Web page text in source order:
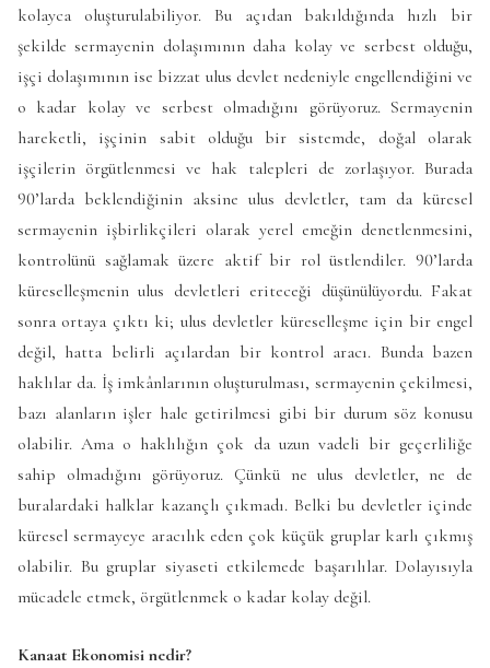
kolayca oluşturulabiliyor. Bu açıdan bakıldığında hızlı bir
şekilde sermayenin dolaşımının daha kolay ve serbest olduğu,
işçi dolaşımının ise bizzat ulus devlet nedeniyle engellendiğini ve
o kadar kolay ve serbest olmadığını görüyoruz. Sermayenin
hareketli, işçinin sabit olduğu bir sistemde, doğal olarak
işçilerin örgütlenmesi ve hak talepleri de zorlaşıyor. Burada
90’larda beklendiğinin aksine ulus devletler, tam da küresel
sermayenin işbirlikçileri olarak yerel emeğin denetlenmesini,
kontrolünü sağlamak üzere aktif bir rol üstlendiler. 90’larda
küreselleşmenin ulus devletleri eriteceği düşünülüyordu. Fakat
sonra ortaya çıktı ki; ulus devletler küreselleşme için bir engel
değil, hatta belirli açılardan bir kontrol aracı. Bunda bazen
haklılar da. İş imkânlarının oluşturulması, sermayenin çekilmesi,
bazı alanların işler hale getirilmesi gibi bir durum söz konusu
olabilir. Ama o haklılığın çok da uzun vadeli bir geçerliliğe
sahip olmadığını görüyoruz. Çünkü ne ulus devletler, ne de
buralardaki halklar kazançlı çıkmadı. Belki bu devletler içinde
küresel sermayeye aracılık eden çok küçük gruplar karlı çıkmış
olabilir. Bu gruplar siyaseti etkilemede başarılılar. Dolayısıyla
mücadele etmek, örgütlenmek o kadar kolay değil.
Kanaat Ekonomisi nedir?